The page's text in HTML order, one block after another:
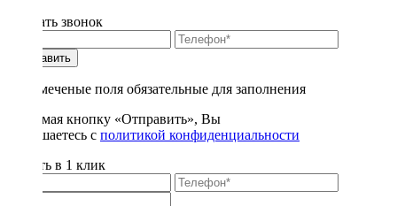
Заказать звонок
Отправить
* - отмеченые поля обязательные для заполнения
Нажимая кнопку «Отправить», Вы
соглашаетесь с политикой конфиденциальности
Купить в 1 клик